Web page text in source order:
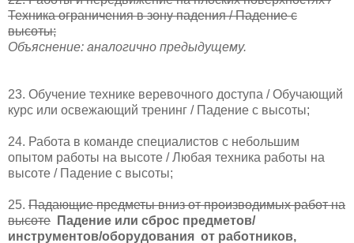
Техника ограничения в зону падения / Падение с
высоты;
Объяснение: аналогично предыдущему.
23. Обучение технике веревочного доступа / Обучающий
курс или освежающий тренинг / Падение с высоты;
24. Работа в команде специалистов с небольшим
опытом работы на высоте / Любая техника работы на
высоте / Падение с высоты;
25. Падающие предметы вниз от производимых работ на
высоте
Падение или сброс предметов/
инструментов/оборудования от работников,